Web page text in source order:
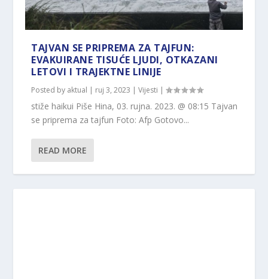
TAJVAN SE PRIPREMA ZA TAJFUN:
EVAKUIRANE TISUĆE LJUDI, OTKAZANI
LETOVI I TRAJEKTNE LINIJE
Posted by aktual | ruj 3, 2023 |Vijesti |
stiže haikui Piše Hina, 03. rujna. 2023. @ 08:15 Tajvan
se priprema za tajfun Foto: Afp Gotovo...
READ MORE